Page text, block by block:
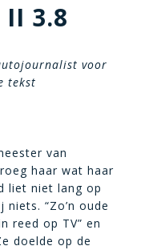
3.8
voor
tekst
van
haar wat haar
liet niet lang op
“Zo’n oude
reed op TV” en
doelde op de